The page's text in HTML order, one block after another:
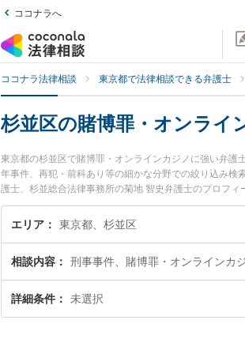
ココナラへ
ココナラ法律相談 東京都で法律相談できる弁護士
杉並区の賭博罪・オンライ
東京都の杉並区で賭博罪・オンラインカジノに強い弁
年事件、再犯・前科あり等の細かな分野での絞り込み検
護士、杉並総合法律事務所の菊地 智史弁護士のプロフ
ラブルを今すぐに弁護士に相談したい』『賭博罪・オ
相談できる杉並区内の弁護士に相談予約したい』などで
エリア 東京都、杉並区
相談内容 刑事事件、賭博罪・オンラインカ
詳細条件 未選択